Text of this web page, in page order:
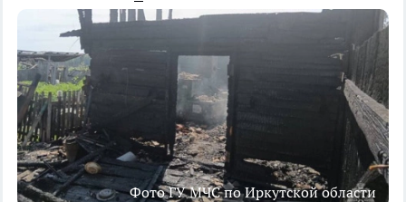
Фото ГУ МЧС по Иркутской области